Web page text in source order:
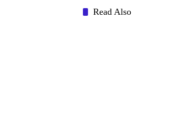
Read Also